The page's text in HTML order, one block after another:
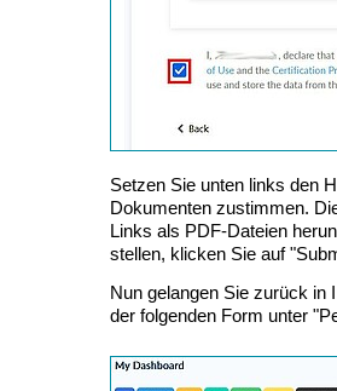
Setzen Sie unten links den
Dokumenten zustimmen.
Links als PDF-Dateien
stellen, klicken Sie auf
Nun gelangen Sie zurück in
der folgenden Form unter